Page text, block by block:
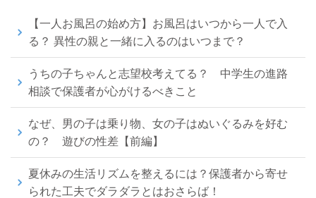
【一人お風呂の始め方】お風呂はいつから一人で入
る？ 異性の親と一緒に入るのはいつまで？
うちの子ちゃんと志望校考えてる？ 中学生の進路
相談で保護者が心がけるべきこと
なぜ、男の子は乗り物、女の子はぬいぐるみを好む
の？ 遊びの性差【前編】
夏休みの生活リズムを整えるには？保護者から寄せ
られた工夫でダラダラとはおさらば！